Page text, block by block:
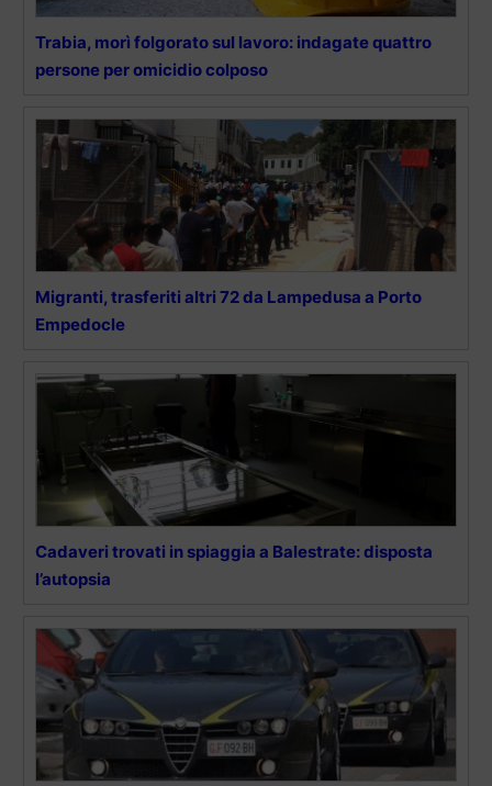
Trabia, morì folgorato sul lavoro: indagate quattro
persone per omicidio colposo
Migranti, trasferiti altri 72 da Lampedusa a Porto
Empedocle
Cadaveri trovati in spiaggia a Balestrate: disposta
l’autopsia